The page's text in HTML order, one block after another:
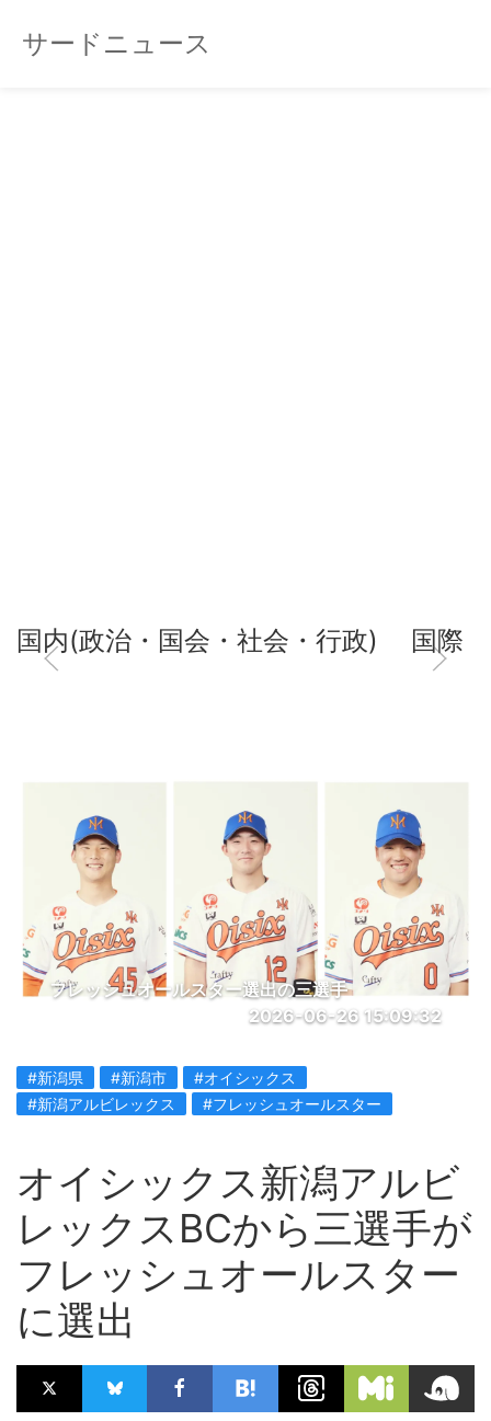
サードニュース
国内(政治・国会・社会・行政) 国際
フレッシュオールスター選出の三選手
2026-06-26 15:09:32
#新潟県 #新潟市
#オイシックス
#新潟アルビレックス
#フレッシュオールスター
オイシックス新潟アルビ
レックスBCから三選手が
フレッシュオールスター
に選出